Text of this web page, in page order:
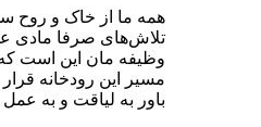
همه ما از خاک و روح
تلاش‌های صرفا مادی
وظیفه مان این است که
مسیر این رودخانه
باور به لیاقت و به عمل